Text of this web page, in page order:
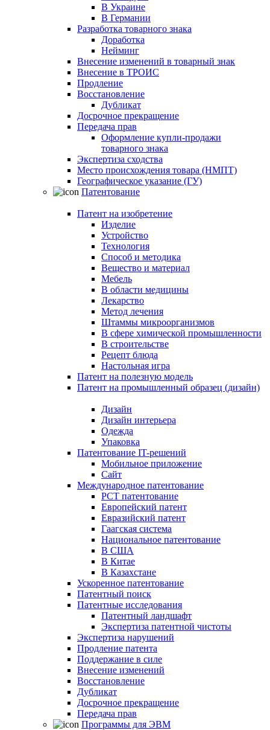
В Украине
В Германии
Разработка товарного знака
Доработка
Нейминг
Внесение изменений в товарный знак
Внесение в ТРОИС
Продление
Восстановление
Дубликат
Досрочное прекращение
Передача прав
Оформление купли-продажи
товарного знака
Экспертиза сходства
Место происхождения товара (НМПТ)
Географическое указание (ГУ)
Патентование
Патент на изобретение
Изделие
Устройство
Технология
Способ и методика
Вещество и материал
Мебель
В области медицины
Лекарство
Метод лечения
Штаммы микроорганизмов
В сфере химической промышленности
В строительстве
Рецепт блюда
Настольная игра
Патент на полезную модель
Патент на промышленный образец (дизайн)
Дизайн
Дизайн интерьера
Одежда
Упаковка
Патентование IT-решений
Мобильное приложение
Сайт
Международное патентование
PCT патентование
Европейский патент
Евразийский патент
Гаагская система
Национальное патентование
В США
В Китае
В Казахстане
Ускоренное патентование
Патентный поиск
Патентные исследования
Патентный ландшафт
Экспертиза патентной чистоты
Экспертиза нарушений
Продление патента
Поддержание в силе
Внесение изменений
Восстановление
Дубликат
Досрочное прекращение
Передача прав
Программы для ЭВМ